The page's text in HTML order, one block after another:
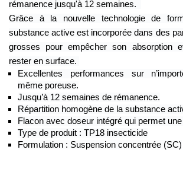
rémanence jusqu'à 12 semaines.
Grâce à la nouvelle technologie de
substance active est incorporée dans des
grosses pour empêcher son absorption
rester en surface.
Excellentes performances sur
même poreuse.
Jusqu’à 12 semaines de rémanence.
Répartition homogène de la substance
Flacon avec doseur intégré qui permet
Type de produit : TP18 insecticide
Formulation : Suspension concentrée (SC)